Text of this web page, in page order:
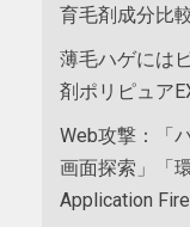
育毛剤成分比
薄毛ハゲには
剤ポリピュア
Web攻撃：「
画面探索」「
Application